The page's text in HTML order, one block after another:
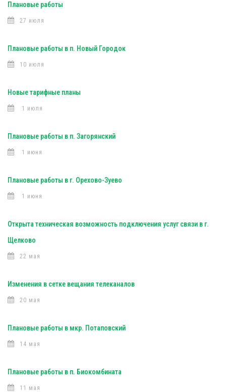
Плановые работы
27 июля
Плановые работы в п. Новый Городок
10 июля
Новые тарифные планы
1 июля
Плановые работы в п. Загорянский
1 июня
Плановые работы в г. Орехово-Зуево
1 июня
Открыта техническая возможность подключения услуг связи в г.
Щелково
22 мая
Изменения в сетке вещания телеканалов
20 мая
Плановые работы в мкр. Потаповский
14 мая
Плановые работы в п. Биокомбината
11 мая